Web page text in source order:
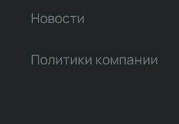
Новости
Политики компании